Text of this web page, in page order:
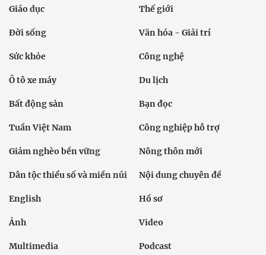
Giáo dục Thế giới
Đời sống Văn hóa - Giải trí
Sức khỏe Công nghệ
Ô tô xe máy Du lịch
Bất động sản Bạn đọc
Tuần Việt Nam Công nghiệp hỗ trợ
Giảm nghèo bền vững Nông thôn mới
Dân tộc thiểu số và miền núi Nội dung chuyên đề
English Hồ sơ
Ảnh Video
Multimedia Podcast